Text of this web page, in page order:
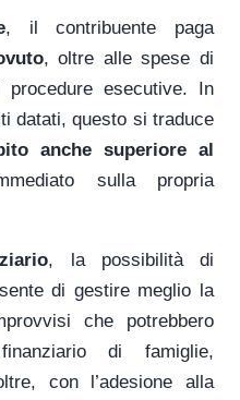
, il contribuente paga
, oltre alle spese di
esecutive. In
datati, questo si traduce
anche superiore al
sulla propria
, la possibilità di
di gestire meglio la
che potrebbero
di famiglie,
con l’adesione alla